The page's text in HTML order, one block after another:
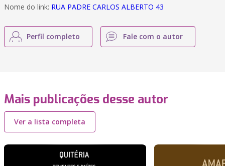
Nome do link: RUA PADRE CARLOS ALBERTO 43
Perfil completo Fale com o autor
Mais publicações desse autor
Ver a lista completa